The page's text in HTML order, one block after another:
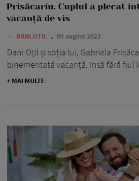
Prisăcariu. Cuplul a plecat
vacanță de vis
— DANI OTIL 09 august 2022
Dani Oțil și soția lui, Gabriela
binemeritată vacanță, însă fără fiul
+ MAI MULTE